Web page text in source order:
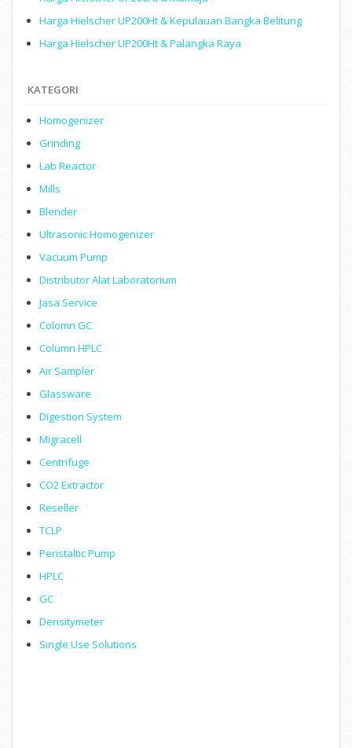
Harga Hielscher UP200Ht & Kepulauan Bangka Belitung
Harga Hielscher UP200Ht & Palangka Raya
KATEGORI
Homogenizer
Grinding
Lab Reactor
Mills
Blender
Ultrasonic Homogenizer
Vacuum Pump
Distributor Alat Laboratorium
Jasa Service
Colomn GC
Column HPLC
Air Sampler
Glassware
Digestion System
Migracell
Centrifuge
CO2 Extractor
Reseller
TCLP
Peristaltic Pump
HPLC
GC
Densitymeter
Single Use Solutions